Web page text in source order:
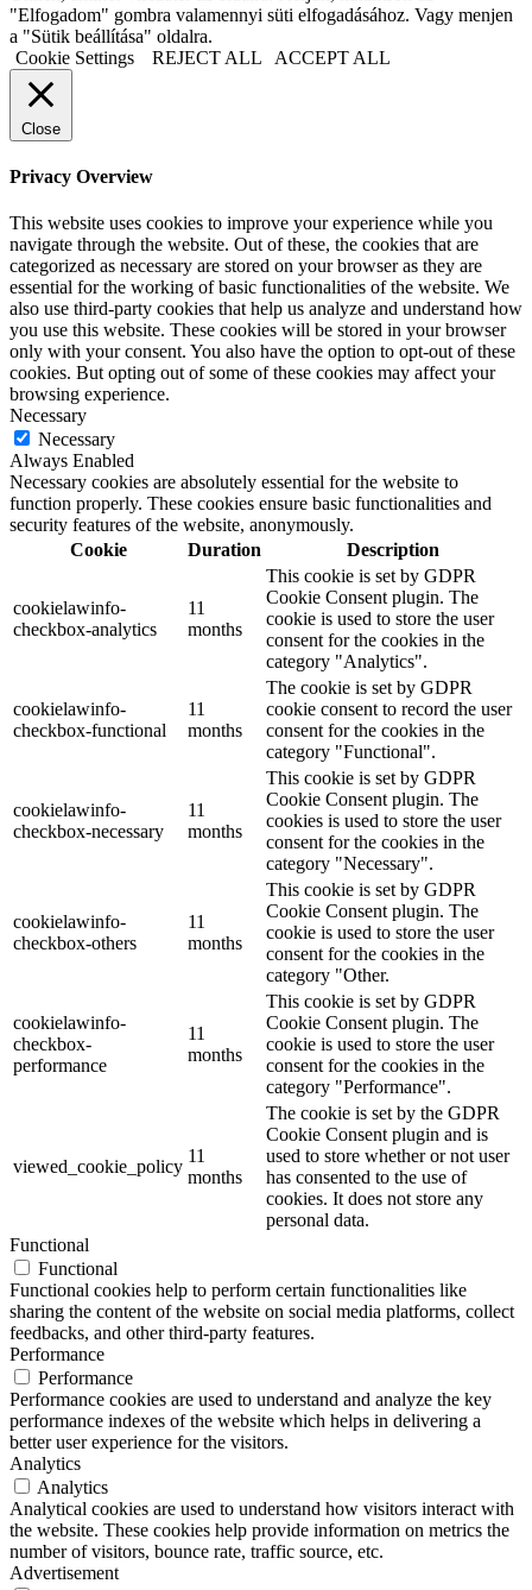
"Elfogadom" gombra valamennyi süti elfogadásához. Vagy menjen
a "Sütik beállítása" oldalra.
Cookie Settings
REJECT ALL ACCEPT ALL
Close
Privacy Overview
This website uses cookies to improve your experience while you
navigate through the website. Out of these, the cookies that are
categorized as necessary are stored on your browser as they are
essential for the working of basic functionalities of the website. We
also use third-party cookies that help us analyze and understand how
you use this website. These cookies will be stored in your browser
only with your consent. You also have the option to opt-out of these
cookies. But opting out of some of these cookies may affect your
browsing experience.
Necessary
Necessary
Always Enabled
Necessary cookies are absolutely essential for the website to
function properly. These cookies ensure basic functionalities and
security features of the website, anonymously.
Cookie
Duration Description
cookielawinfo-
checkbox-analytics
11
months
This cookie is set by GDPR
Cookie Consent plugin. The
cookie is used to store the user
consent for the cookies in the
category "Analytics".
cookielawinfo-
checkbox-functional
11
months
The cookie is set by GDPR
cookie consent to record the user
consent for the cookies in the
category "Functional".
cookielawinfo-
checkbox-necessary
11
months
This cookie is set by GDPR
Cookie Consent plugin. The
cookies is used to store the user
consent for the cookies in the
category "Necessary".
cookielawinfo-
checkbox-others
11
months
This cookie is set by GDPR
Cookie Consent plugin. The
cookie is used to store the user
consent for the cookies in the
category "Other.
cookielawinfo-
checkbox-
performance
11
months
This cookie is set by GDPR
Cookie Consent plugin. The
cookie is used to store the user
consent for the cookies in the
category "Performance".
viewed_cookie_policy
11
months
The cookie is set by the GDPR
Cookie Consent plugin and is
used to store whether or not user
has consented to the use of
cookies. It does not store any
personal data.
Functional
Functional
Functional cookies help to perform certain functionalities like
sharing the content of the website on social media platforms, collect
feedbacks, and other third-party features.
Performance
Performance
Performance cookies are used to understand and analyze the key
performance indexes of the website which helps in delivering a
better user experience for the visitors.
Analytics
Analytics
Analytical cookies are used to understand how visitors interact with
the website. These cookies help provide information on metrics the
number of visitors, bounce rate, traffic source, etc.
Advertisement